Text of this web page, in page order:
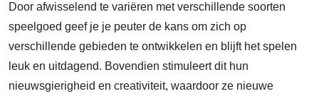
Door afwisselend te variëren met verschillende soorten
speelgoed geef je je peuter de kans om zich op
verschillende gebieden te ontwikkelen en blijft het spelen
leuk en uitdagend. Bovendien stimuleert dit hun
nieuwsgierigheid en creativiteit, waardoor ze nieuwe